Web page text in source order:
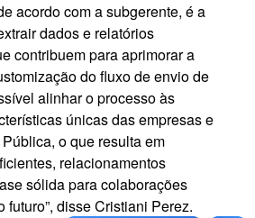
acordo com a subgerente, é a
dados e relatórios
contribuem para aprimorar a
do fluxo de envio de
alinhar o processo às
únicas das empresas e
o que resulta em
relacionamentos
sólida para colaborações
futuro”, disse Cristiani Perez.